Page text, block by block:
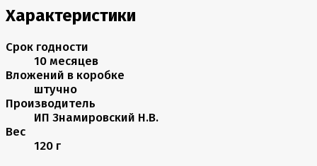
Характеристики
Срок годности
10 месяцев
Вложений в коробке
штучно
Производитель
ИП Знамировский Н.В.
Вес
120 г